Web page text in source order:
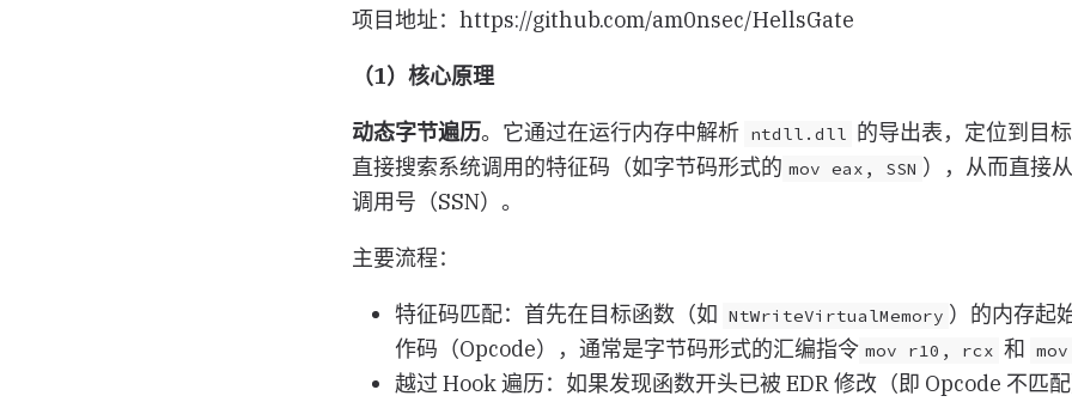
项目地址：https://github.com/am0nsec/HellsGate
（1）核心原理
动态字节遍历。它通过在运行内存中解析 ntdll.dll 的导出表，定位到目
直接搜索系统调用的特征码（如字节码形式的 mov eax, SSN ），从而直接
调用号（SSN）。
主要流程：
特征码匹配：首先在目标函数（如 NtWriteVirtualMemory ）的内存起
作码（Opcode），通常是字节码形式的汇编指令 mov r10, rcx 和
越过 Hook 遍历：如果发现函数开头已被 EDR 修改（即 Opcode 不匹